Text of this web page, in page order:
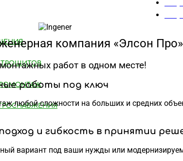
компания «Элсон Про»
работ в одном месте!
работы под ключ
любой сложности на больших и средних
и гибкость в принятии
вариант под ваши нужды или